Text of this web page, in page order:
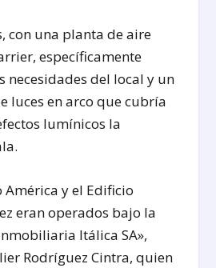
con una planta de aire
específicamente
necesidades del local y un
luces en arco que cubría
lumínicos la
América y el Edificio
eran operados bajo la
Itálica SA»,
Rodríguez Cintra, quien